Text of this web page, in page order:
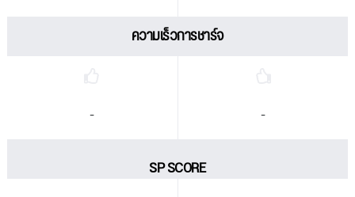
ความเร็วการชาร์จ
- -
SP SCORE